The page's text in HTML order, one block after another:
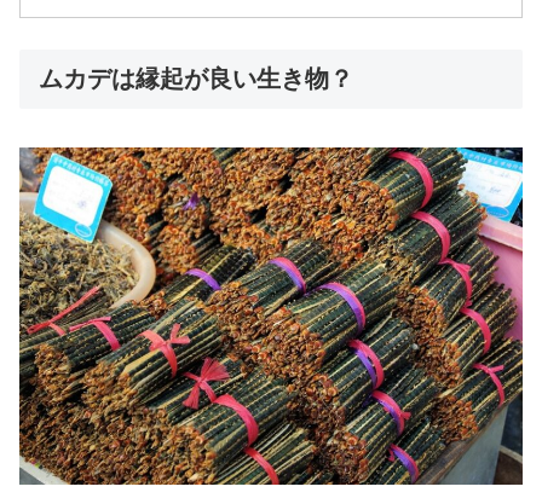
ムカデは縁起が良い生き物？